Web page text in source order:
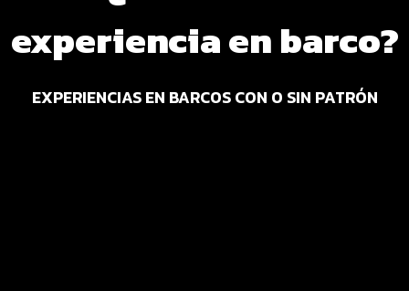
experiencia en barco?
EXPERIENCIAS EN BARCOS CON O SIN PATRÓN